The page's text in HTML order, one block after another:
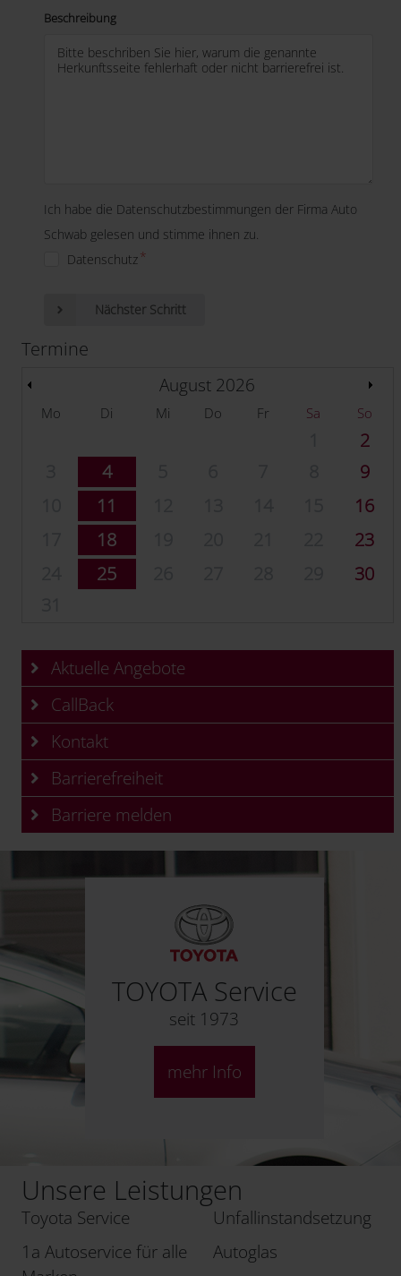
Beschreibung
Ich habe die Datenschutzbestimmungen der Firma Auto
Schwab gelesen und stimme ihnen zu.
Datenschutz
Nächster Schritt
Termine
August 2026
Mo Di Mi Do Fr Sa So
2
4
9
11
16
18
23
25
30
Aktuelle Angebote
CallBack
Kontakt
Barrierefreiheit
Barriere melden
TOYOTA Service
seit 1973
mehr Info
Unsere Leistungen
Toyota Service
1a Autoservice für alle
Unfallinstandsetzung
Autoglas